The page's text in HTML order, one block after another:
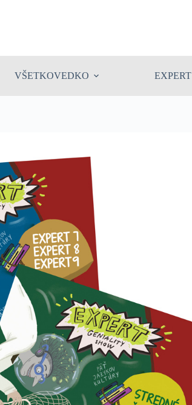
VŠETKOVEDKO EXPERT